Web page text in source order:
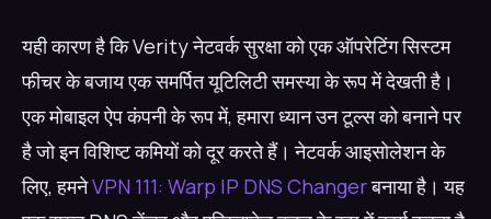
यही कारण है कि Verity नेटवर्क सुरक्षा को एक ऑपरेटिंग सिस्टम
फीचर के बजाय एक समर्पित यूटिलिटी समस्या के रूप में देखती है।
एक मोबाइल ऐप कंपनी के रूप में, हमारा ध्यान उन टूल्स को बनाने पर
है जो इन विशिष्ट कमियों को दूर करते हैं। नेटवर्क आइसोलेशन के
लिए, हमनेVPN 111: Warp IP DNS Changerबनाया है। यह